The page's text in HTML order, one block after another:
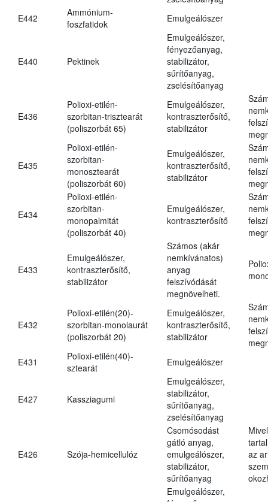
E442
Ammónium-
foszfatidok
Emulgeálószer
E440 Pektinek
Emulgeálószer,
fényezőanyag,
stabilizátor,
sűrítőanyag,
zselésítőanyag
E436
Polioxi-etilén-
szorbitan-trisztearát
(poliszorbát 65)
Emulgeálószer,
kontraszterősítő,
stabilizátor
E435
Polioxi-etilén-
szorbitan-
monosztearát
(poliszorbát 60)
Emulgeálószer,
kontraszterősítő,
stabilizátor
E434
Polioxi-etilén-
szorbitan-
monopalmitát
(poliszorbát 40)
Emulgeálószer,
kontraszterősítő
E433
Emulgeálószer,
kontraszterősítő,
stabilizátor
Számos (akár
nemkívánatos)
anyag
felszívódását
megnövelheti.
E432
Polioxi-etilén(20)-
szorbitan-monolaurát
(poliszorbát 20)
Emulgeálószer,
kontraszterősítő,
stabilizátor
E431
Polioxi-etilén(40)-
sztearát
Emulgeálószer
E427 Kassziagumi
Emulgeálószer,
stabilizátor,
sűrítőanyag,
zselésítőanyag
E426 Szója-hemicellulóz
Csomósodást
gátló anyag,
emulgeálószer,
stabilizátor,
sűrítőanyag
az
Emulgeálószer,